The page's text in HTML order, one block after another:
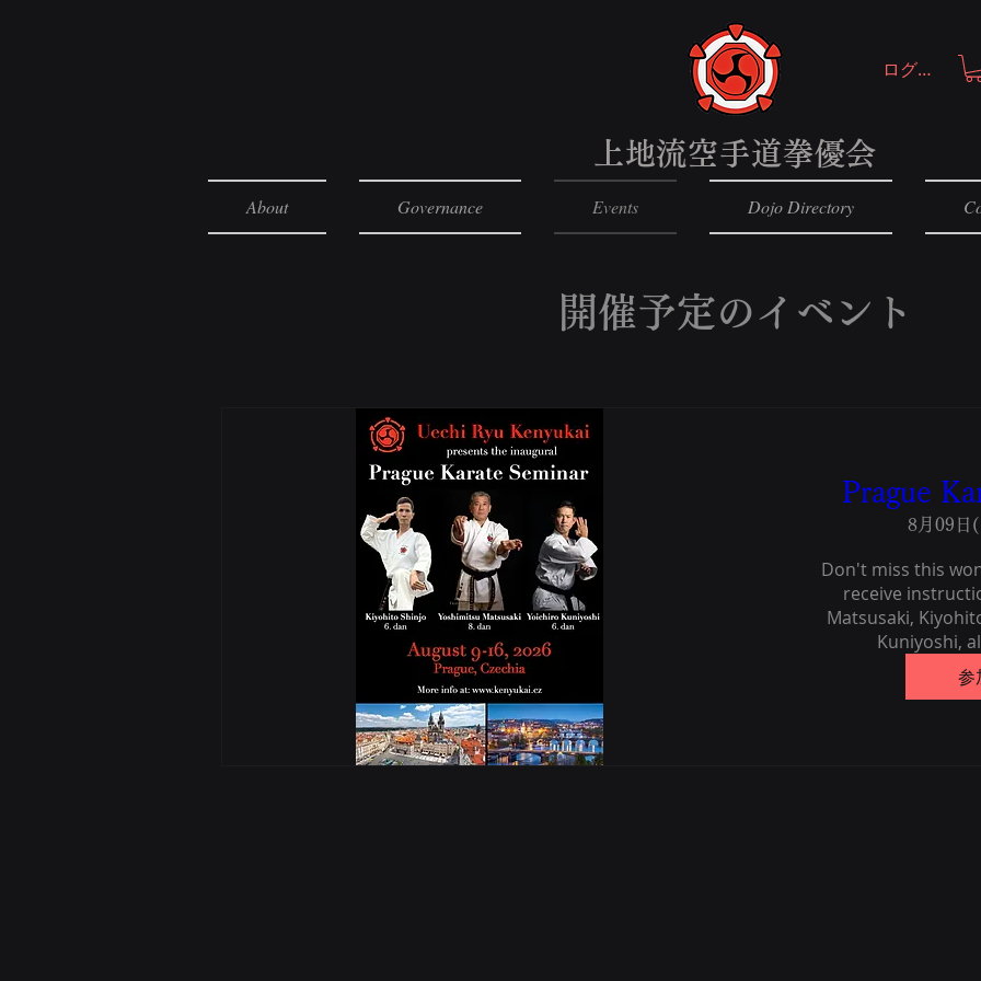
ログイン
上地流空手道拳優会
About Governance Events Dojo Directory
開催予定のイベント
Prague
8月09日
Don't miss this
receive
Matsusaki,
Kuniyoshi,
参